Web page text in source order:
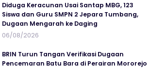
Diduga Keracunan Usai Santap MBG, 123
Siswa dan Guru SMPN 2 Jepara Tumbang,
Dugaan Mengarah ke Daging
06/08/2026
BRIN Turun Tangan Verifikasi Dugaan
Pencemaran Batu Bara di Perairan Mororejo